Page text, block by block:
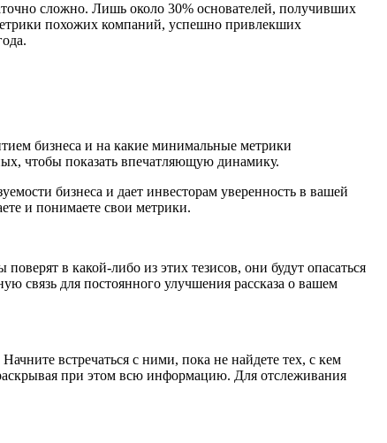
сложно. Лишь около 30% основателей, получивших
похожих компаний, успешно привлекших
бизнеса и на какие минимальные метрики
чтобы показать впечатляющую динамику.
бизнеса и дает инвесторам уверенность в вашей
и понимаете свои метрики.
в какой-либо из этих тезисов, они будут опасаться
связь для постоянного улучшения рассказа о вашем
встречаться с ними, пока не найдете тех, с кем
раскрывая при этом всю информацию. Для отслеживания